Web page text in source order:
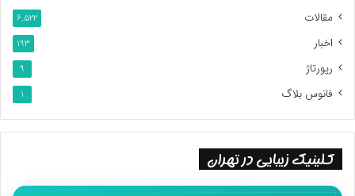
مقالات 6,522
اخبار 193
رپورتاژ 9
فانوس بلاگ 1
کلینیک زیبایی در تهران